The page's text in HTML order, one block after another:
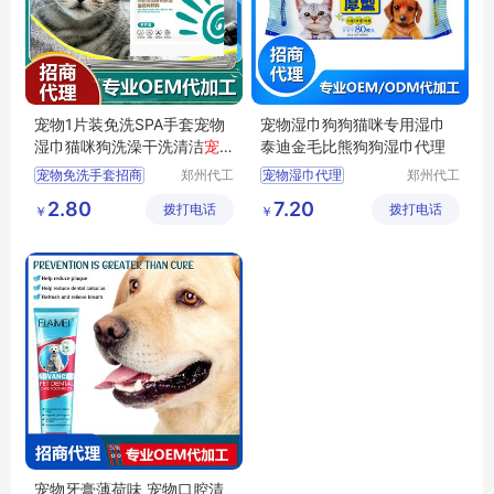
宠物1片装免洗SPA手套宠物
湿巾猫咪狗洗澡干洗清洁宠
物用品批发
宠物免洗手套招商
宠物湿巾批发
宠物清洁用品批发
郑州代工
技有限公
￥ 2.80 拨打电话
宠物湿巾狗狗猫咪专用湿巾
泰迪金毛比熊狗狗湿巾代理
宠物湿巾代理
宠物湿巾加工
郑州代工
技有限公
￥ 7.20 拨打电话
宠物牙膏薄荷味 宠物口腔清